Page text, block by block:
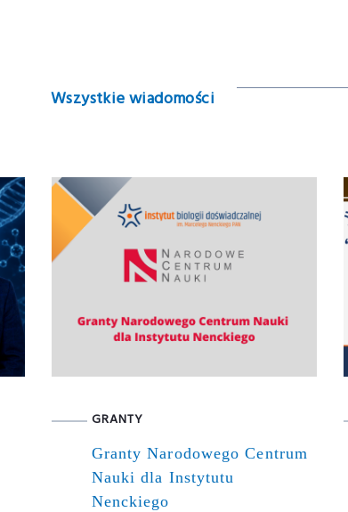
Wszystkie wiadomości
GRANTY
Granty Narodowego Centrum
Nauki dla Instytutu
Nenckiego